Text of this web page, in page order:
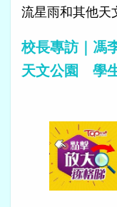
流星雨和其他天
校長專訪｜馮
天文公園 學